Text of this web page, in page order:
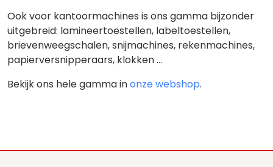
Ook voor kantoormachines is ons gamma bijzonder
uitgebreid: lamineertoestellen, labeltoestellen,
brievenweegschalen, snijmachines, rekenmachines,
papierversnipperaars, klokken ...
Bekijk ons hele gamma inonze webshop.